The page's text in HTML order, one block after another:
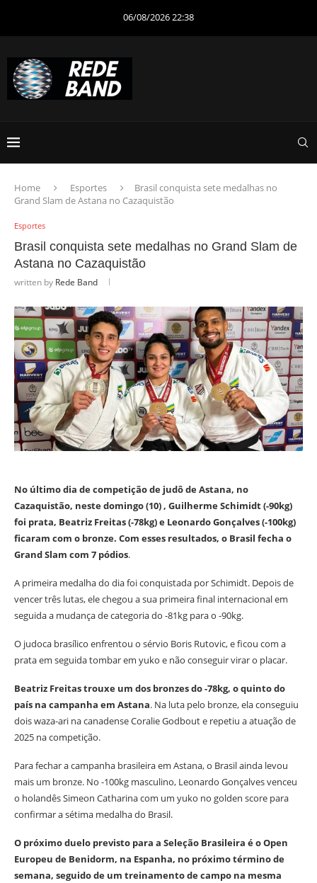
06/08/2026 22:38
Home Esportes
Brasil conquista sete medalhas no
Grand Slam de Astana no Cazaquistão
Esportes
Brasil conquista sete medalhas no Grand Slam de
Astana no Cazaquistão
written by Rede Band
No último dia de competição de judô de Astana, no
Cazaquistão, neste domingo (10) , Guilherme Schimidt (-90kg)
foi prata, Beatriz Freitas (-78kg) e Leonardo Gonçalves (-100kg)
ficaram com o bronze. Com esses resultados, o Brasil fecha o
Grand Slam com 7 pódios.
A primeira medalha do dia foi conquistada por Schimidt. Depois de
vencer três lutas, ele chegou a sua primeira final internacional em
seguida a mudança de categoria do -81kg para o -90kg.
O judoca brasílico enfrentou o sérvio Boris Rutovic, e ficou com a
prata em seguida tombar em yuko e não conseguir virar o placar.
Beatriz Freitas trouxe um dos bronzes do -78kg, o quinto do
país na campanha em Astana. Na luta pelo bronze, ela conseguiu
dois waza-ari na canadense Coralie Godbout e repetiu a atuação de
2025 na competição.
Para fechar a campanha brasileira em Astana, o Brasil ainda levou
mais um bronze. No -100kg masculino, Leonardo Gonçalves venceu
o holandês Simeon Catharina com um yuko no golden score para
confirmar a sétima medalha do Brasil.
O próximo duelo previsto para a Seleção Brasileira é o Open
Europeu de Benidorm, na Espanha, no próximo término de
semana, seguido de um treinamento de campo na mesma